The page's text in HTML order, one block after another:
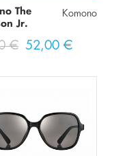
The
Jr.
Komono
€ 52,00 €